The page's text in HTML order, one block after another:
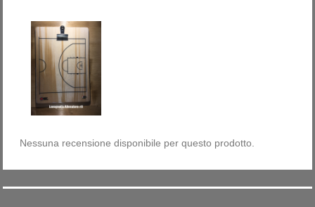
Nessuna recensione disponibile per questo prodotto.